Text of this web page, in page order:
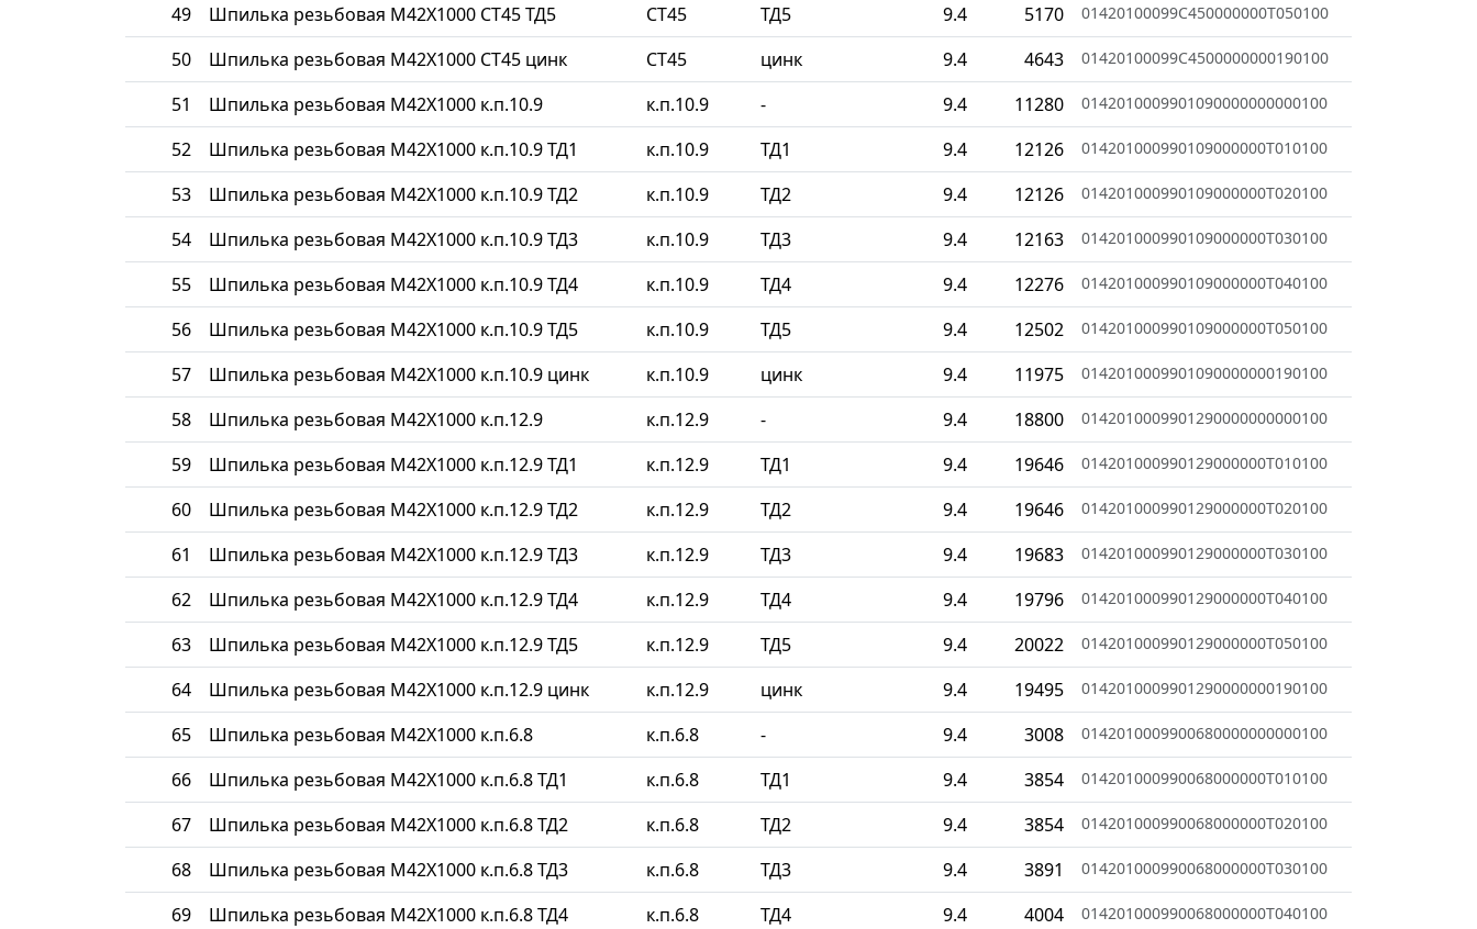
49 Шпилька резьбовая М42Х1000 СТ45 ТД5 СТ45 ТД5 9.4 5170 01420100099C450000000T050100
50 Шпилька резьбовая М42Х1000 СТ45 цинк СТ45 цинк 9.4 4643 01420100099C4500000000190100
51 Шпилька резьбовая М42Х1000 к.п.10.9 к.п.10.9 - 9.4 11280 0142010009901090000000000100
52 Шпилька резьбовая М42Х1000 к.п.10.9 ТД1 к.п.10.9 ТД1 9.4 12126 014201000990109000000T010100
53 Шпилька резьбовая М42Х1000 к.п.10.9 ТД2 к.п.10.9 ТД2 9.4 12126 014201000990109000000T020100
54 Шпилька резьбовая М42Х1000 к.п.10.9 ТД3 к.п.10.9 ТД3 9.4 12163 014201000990109000000T030100
55 Шпилька резьбовая М42Х1000 к.п.10.9 ТД4 к.п.10.9 ТД4 9.4 12276 014201000990109000000T040100
56 Шпилька резьбовая М42Х1000 к.п.10.9 ТД5 к.п.10.9 ТД5 9.4 12502 014201000990109000000T050100
57 Шпилька резьбовая М42Х1000 к.п.10.9 цинк к.п.10.9 цинк 9.4 11975 0142010009901090000000190100
58 Шпилька резьбовая М42Х1000 к.п.12.9 к.п.12.9 - 9.4 18800 0142010009901290000000000100
59 Шпилька резьбовая М42Х1000 к.п.12.9 ТД1 к.п.12.9 ТД1 9.4 19646 014201000990129000000T010100
60 Шпилька резьбовая М42Х1000 к.п.12.9 ТД2 к.п.12.9 ТД2 9.4 19646 014201000990129000000T020100
61 Шпилька резьбовая М42Х1000 к.п.12.9 ТД3 к.п.12.9 ТД3 9.4 19683 014201000990129000000T030100
62 Шпилька резьбовая М42Х1000 к.п.12.9 ТД4 к.п.12.9 ТД4 9.4 19796 014201000990129000000T040100
63 Шпилька резьбовая М42Х1000 к.п.12.9 ТД5 к.п.12.9 ТД5 9.4 20022 014201000990129000000T050100
64 Шпилька резьбовая М42Х1000 к.п.12.9 цинк к.п.12.9 цинк 9.4 19495 0142010009901290000000190100
65 Шпилька резьбовая М42Х1000 к.п.6.8 к.п.6.8 - 9.4 3008 0142010009900680000000000100
66 Шпилька резьбовая М42Х1000 к.п.6.8 ТД1 к.п.6.8 ТД1 9.4 3854 014201000990068000000T010100
67 Шпилька резьбовая М42Х1000 к.п.6.8 ТД2 к.п.6.8 ТД2 9.4 3854 014201000990068000000T020100
68 Шпилька резьбовая М42Х1000 к.п.6.8 ТД3 к.п.6.8 ТД3 9.4 3891 014201000990068000000T030100
69 Шпилька резьбовая М42Х1000 к.п.6.8 ТД4 к.п.6.8 ТД4 9.4 4004 014201000990068000000T040100